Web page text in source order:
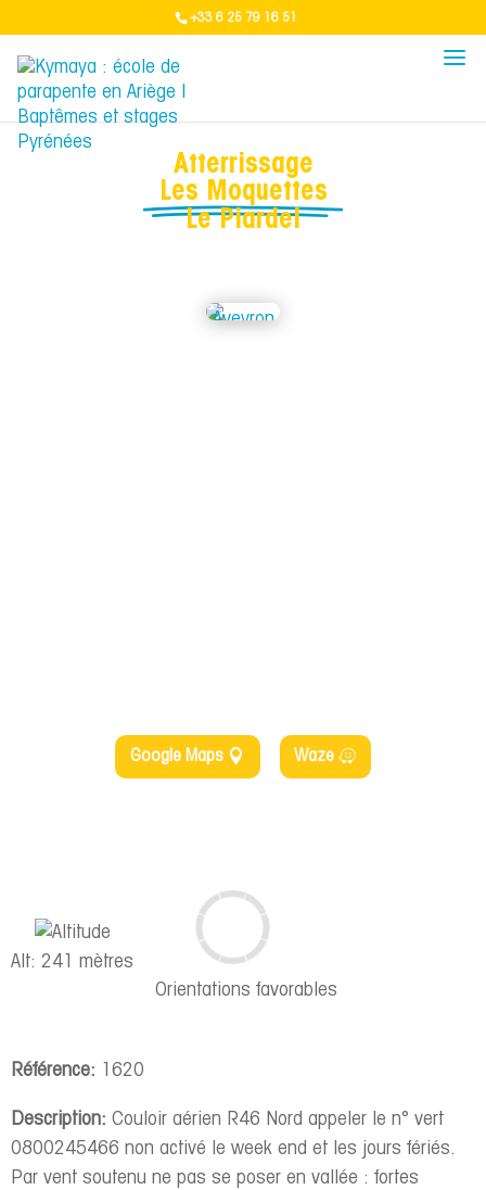
+33 6 25 79 16 51
Atterrissage
Les Moquettes
Le Piardel
Google Maps Waze
Alt: 241 mètres
Orientations favorables
Référence: 1620
Description: Couloir aérien R46 Nord appeler le n° vert
0800245466 non activé le week end et les jours fériés.
Par vent soutenu ne pas se poser en vallée : fortes